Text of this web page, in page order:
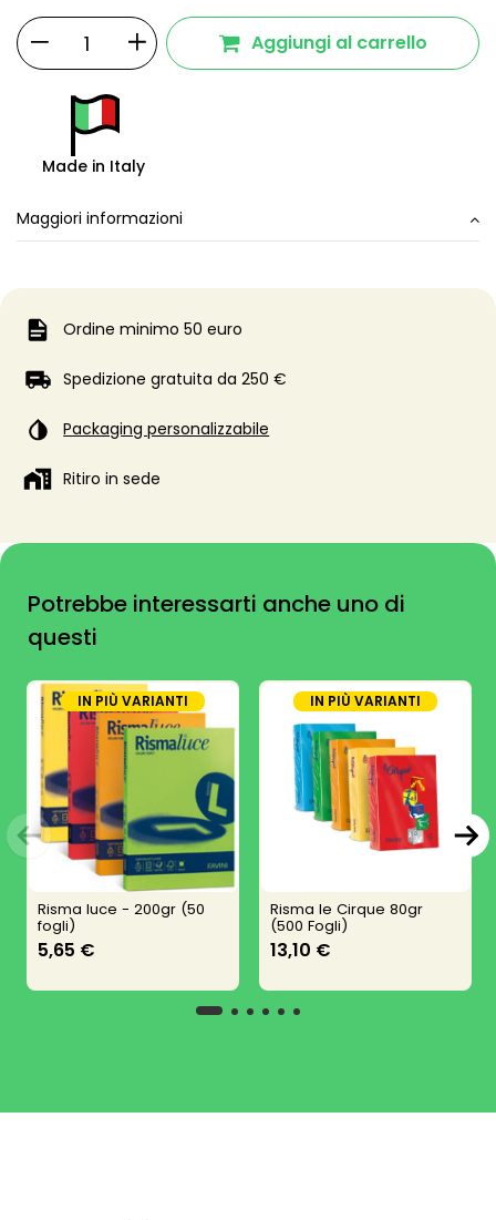
Aggiungi al carrello
Made in Italy
Maggiori informazioni
Ordine minimo 50 euro
Spedizione gratuita da 250 €
Packaging personalizzabile
Ritiro in sede
Potrebbe interessarti anche uno di
questi
IN PIÙ VARIANTI
Risma luce - 200gr (50
fogli)
5,65 €
IN PIÙ VARIANTI
Risma le Cirque 80gr
(500 Fogli)
13,10 €